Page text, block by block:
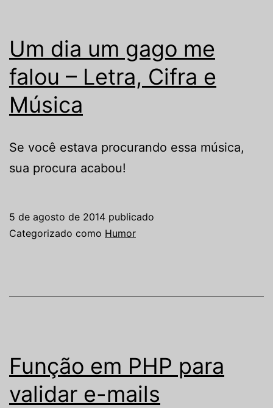
Um dia um gago me
falou – Letra, Cifra e
Música
Se você estava procurando essa música,
sua procura acabou!
5 de agosto de 2014 publicado
Categorizado como Humor
Função em PHP para
validar e-mails